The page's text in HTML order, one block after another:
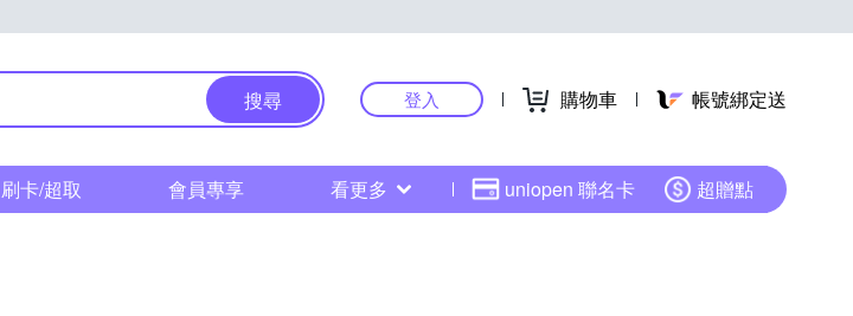
搜尋 登入 購物車 帳號綁定送
刷卡/超取 會員專享 看更多 uniopen 聯名卡 超贈點